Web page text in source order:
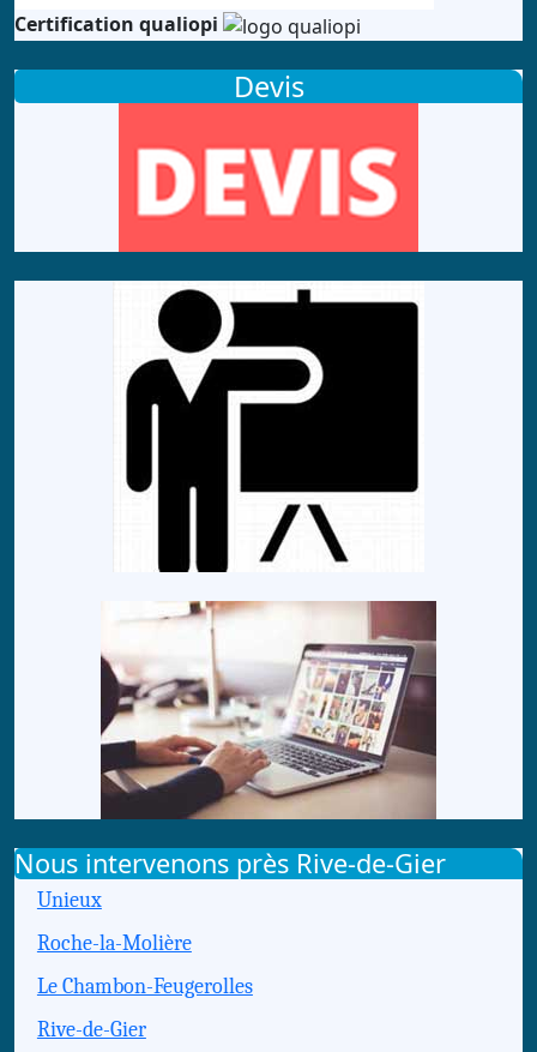
Certification qualiopi
Devis
Nous intervenons près Rive-de-Gier
Unieux
Roche-la-Molière
Le Chambon-Feugerolles
Rive-de-Gier